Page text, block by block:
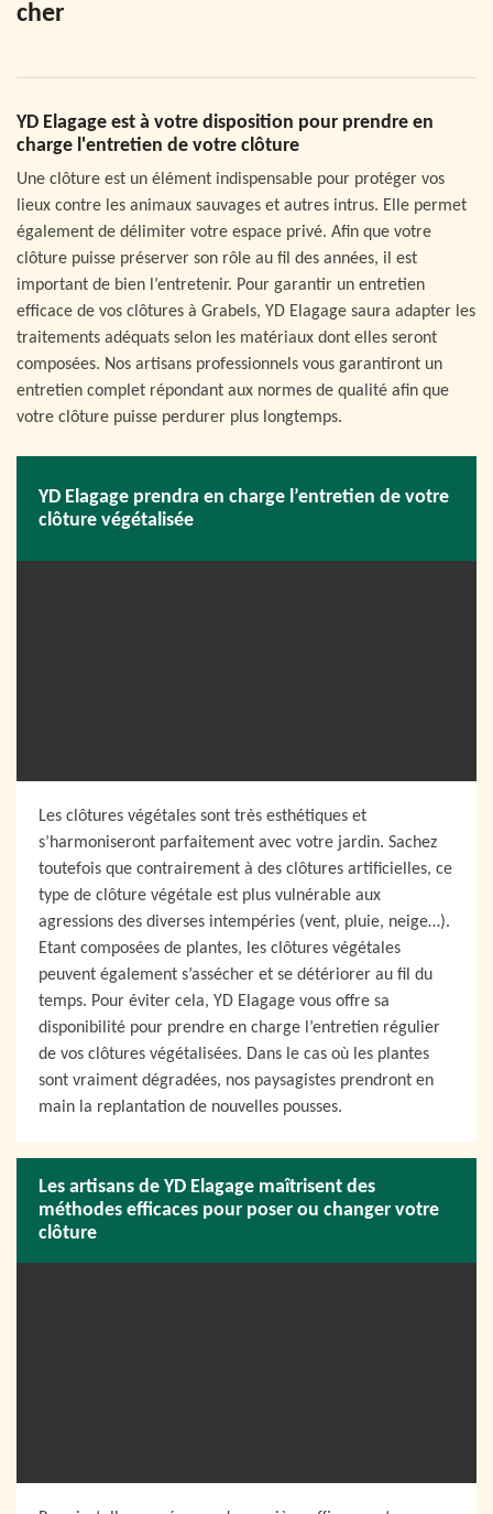
cher
YD Elagage est à votre disposition pour prendre en
charge l'entretien de votre clôture
Une clôture est un élément indispensable pour protéger vos
lieux contre les animaux sauvages et autres intrus. Elle permet
également de délimiter votre espace privé. Afin que votre
clôture puisse préserver son rôle au fil des années, il est
important de bien l’entretenir. Pour garantir un entretien
efficace de vos clôtures à Grabels, YD Elagage saura adapter les
traitements adéquats selon les matériaux dont elles seront
composées. Nos artisans professionnels vous garantiront un
entretien complet répondant aux normes de qualité afin que
votre clôture puisse perdurer plus longtemps.
YD Elagage prendra en charge l’entretien de votre
clôture végétalisée
Les clôtures végétales sont très esthétiques et
s’harmoniseront parfaitement avec votre jardin. Sachez
toutefois que contrairement à des clôtures artificielles, ce
type de clôture végétale est plus vulnérable aux
agressions des diverses intempéries (vent, pluie, neige…).
Etant composées de plantes, les clôtures végétales
peuvent également s’assécher et se détériorer au fil du
temps. Pour éviter cela, YD Elagage vous offre sa
disponibilité pour prendre en charge l’entretien régulier
de vos clôtures végétalisées. Dans le cas où les plantes
sont vraiment dégradées, nos paysagistes prendront en
main la replantation de nouvelles pousses.
Les artisans de YD Elagage maîtrisent des
méthodes efficaces pour poser ou changer votre
clôture